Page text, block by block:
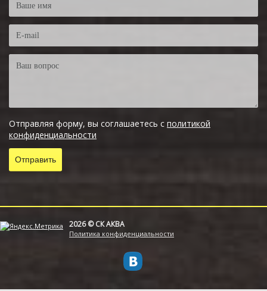
Отправляя форму, вы соглашаетесь с политикой
конфиденциальности
2026 © СК АКВА
Политика конфиденциальности